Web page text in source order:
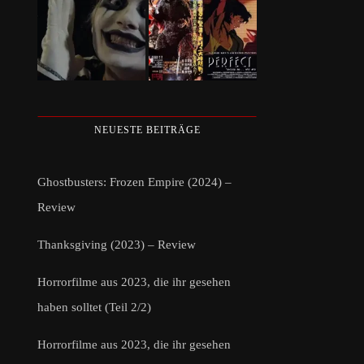
NEUESTE BEITRÄGE
Ghostbusters: Frozen Empire (2024) –
Review
Thanksgiving (2023) – Review
Horrorfilme aus 2023, die ihr gesehen
haben solltet (Teil 2/2)
Horrorfilme aus 2023, die ihr gesehen